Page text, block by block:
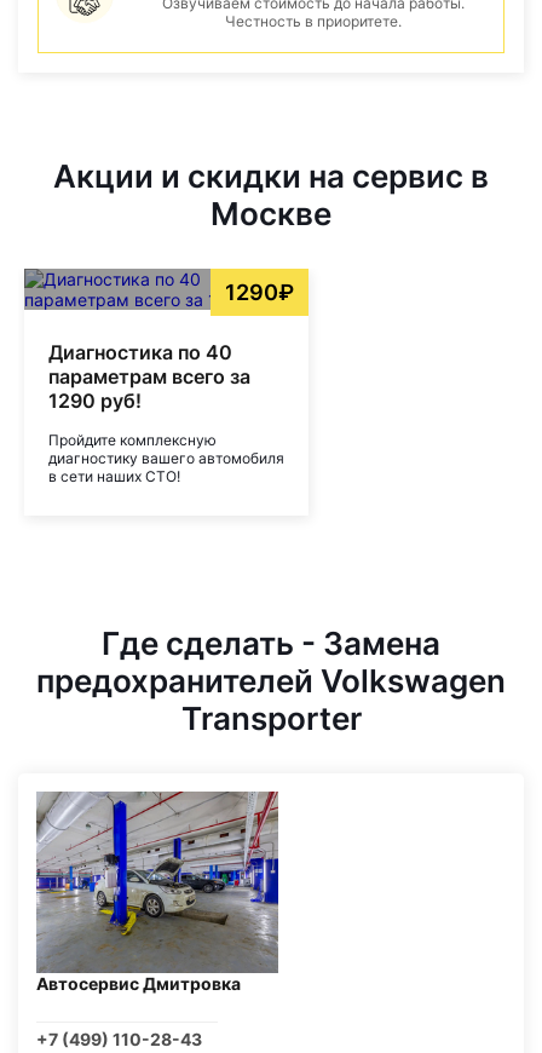
Честность в приоритете.
Акции и скидки на сервис в
Москве
1290₽
Диагностика по 40
параметрам всего за
1290 руб!
Пройдите комплексную
диагностику вашего автомобиля
в сети наших СТО!
Где сделать - Замена
предохранителей Volkswagen
Transporter
Автосервис Дмитровка
+7 (499) 110-28-43